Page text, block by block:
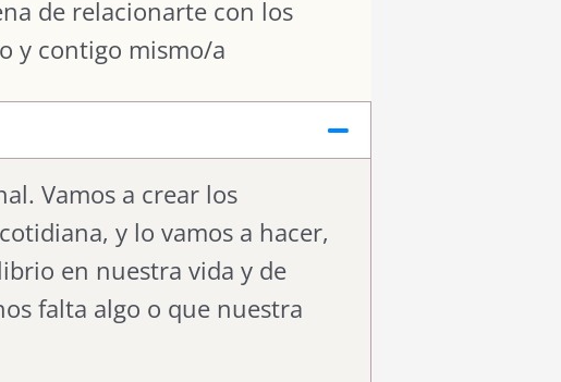
de relacionarte con los
y contigo mismo/a
Vamos a crear los
y lo vamos a hacer,
en nuestra vida y de
falta algo o que nuestra